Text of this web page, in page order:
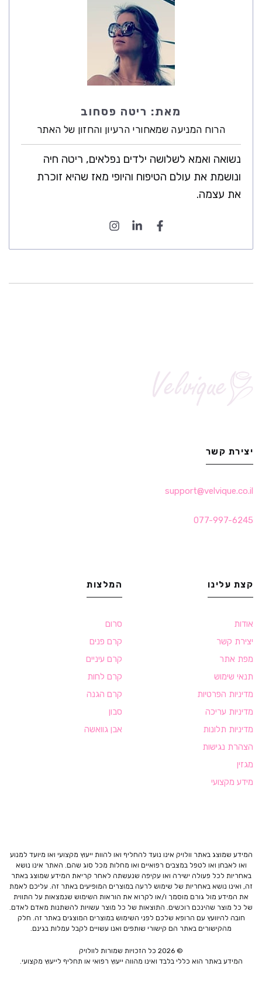
מאת: ריטה פסחוב
הרוח המניעה שמאחורי הרעיון והחזון של האתר
נשואה ואמא לשלושה ילדים נפלאים, ריטה חיה
ונושמת את עולם הטיפוח והיופי מאז שהיא זוכרת
את עצמה.
יצירת קשר
support@velvique.co.il
077-997-6245
קצת עלינו
אודות
יצירת קשר
מפת אתר
תנאי שימוש
מדיניות הפרטיות
מדיניות עריכה
מדיניות תלונות
הצהרת נגישות
מגזין
מידע מקצועי
המלצות
סרום
קרם פנים
קרם עיניים
קרם לחות
קרם הגנה
סבון
אבן גוואשה
המידע שמוצג באתר וולויק אינו נועד להחליף ואו להוות ייעוץ מקצועי ואו מיועד למנוע
ואו לאבחן ואו לטפל במצבים רפואיים ואו מחלות מכל סוג שהם. האתר אינו נושא
באחריות לכל פעולה ישירה ואו עקיפה שנעשתה לאחר קריאת המידע שמוצג באתר
זה, ואינו נושא באחריות של שימוש לרעה במוצרים המופיעים באתר זה. עליכם לאמת
את המידע מול גורם מוסמך ו/או לקרוא את הוראות השימוש שנמצאות על התווית
של כל מוצר שהינכם רוכשים. התוצאות של כל מוצר עשויות להשתנות מאדם לאדם.
חובה להיוועץ עם הרופא שלכם לפני השימוש במוצרים המוצגים באתר זה. חלק
מהקישורים באתר הם קישורי שותפים ואנו עשויים לקבל עמלות בגינם.
© 2026 כל הזכויות שמורות לוולויק
המידע באתר הוא כללי בלבד ואינו מהווה ייעוץ רפואי או תחליף לייעוץ מקצועי.